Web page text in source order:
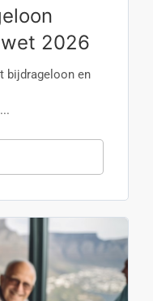
2026
bijdrageloon en